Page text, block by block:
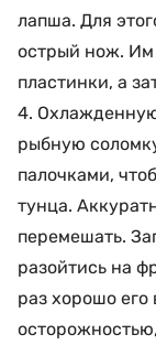
лапша. Для
острый нож. Им
пластинки, а
4.
рыбную
палочками,
тунца.
перемешать.
разойтись на
раз хорошо его